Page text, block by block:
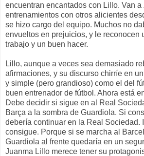
encuentran encantados con Lillo. Van
entrenamientos con otros alicientes
se hizo cargo del equipo. Muchos no
envueltos en prejuicios, y le reconocen
trabajo y un buen hacer.
Lillo, aunque a veces sea demasiado
afirmaciones, y su discurso chirríe en
y simple (pero grandioso) como el del
buen entrenador de fútbol. Ahora está
Debe decidir si sigue en al Real
Barça a la sombra de Guardiola. Si
debería continuar en la Real Sociedad.
consigue. Porque si se marcha al
Guardiola al frente quedaría en un
Juanma Lillo merece tener su